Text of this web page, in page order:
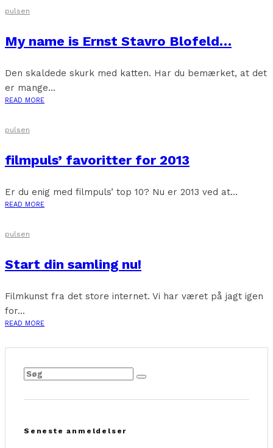
pulsen
My name is Ernst Stavro Blofeld…
Den skaldede skurk med katten. Har du bemærket, at det
er mange...
READ MORE
pulsen
filmpuls’ favoritter for 2013
Er du enig med filmpuls’ top 10? Nu er 2013 ved at...
READ MORE
pulsen
Start din samling nu!
Filmkunst fra det store internet. Vi har været på jagt igen
for...
READ MORE
Seneste anmeldelser